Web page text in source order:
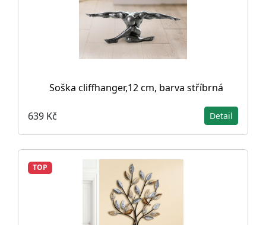
Soška cliffhanger,12 cm, barva stříbrná
639 Kč Detail
TOP